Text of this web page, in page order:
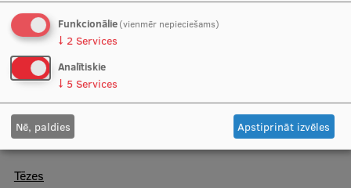
removed paediatric renal tumours in Latvia (1997-2010).
Acta Chirurgica Latviensis. 2011, (11), pp.44-49.
​I. Franckēviča,R. Kleina, I. Melderis CD44s glikoproteīna
ekspresija nefroblastomas gadījumā. RSU Zinātniskie
raksti 2011., Rīga RSU, 2012., 2.sēj.236-248.
Tēzes
Funkcionālie(vienmēr nepieciešams)
↓ 2 Services
Analītiskie
↓ 5 Services
Nē, paldies Apstiprināt izvēles